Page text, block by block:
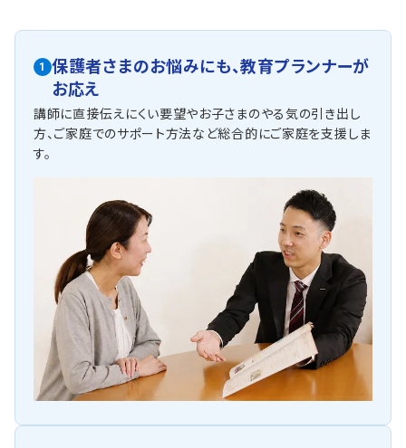
1 保護者さまのお悩みにも、教育プランナーが
お応え
講師に直接伝えにくい要望やお子さまのやる気の引き出し
方、ご家庭でのサポート方法など総合的にご家庭を支援しま
す。